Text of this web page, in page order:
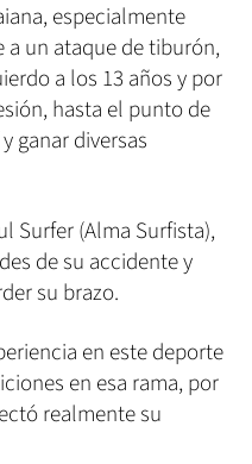
especialmente
un ataque de tiburón,
a los 13 años y por
hasta el punto de
ganar diversas
Surfer (Alma Surfista),
de su accidente y
su brazo.
en este deporte
en esa rama, por
realmente su